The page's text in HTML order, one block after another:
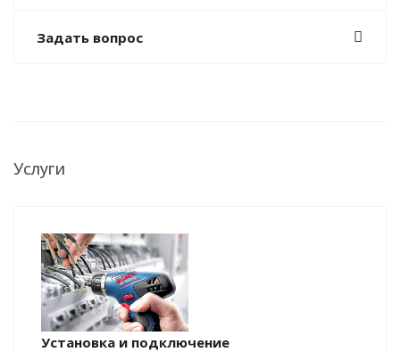
Задать вопрос
Услуги
Установка и подключение